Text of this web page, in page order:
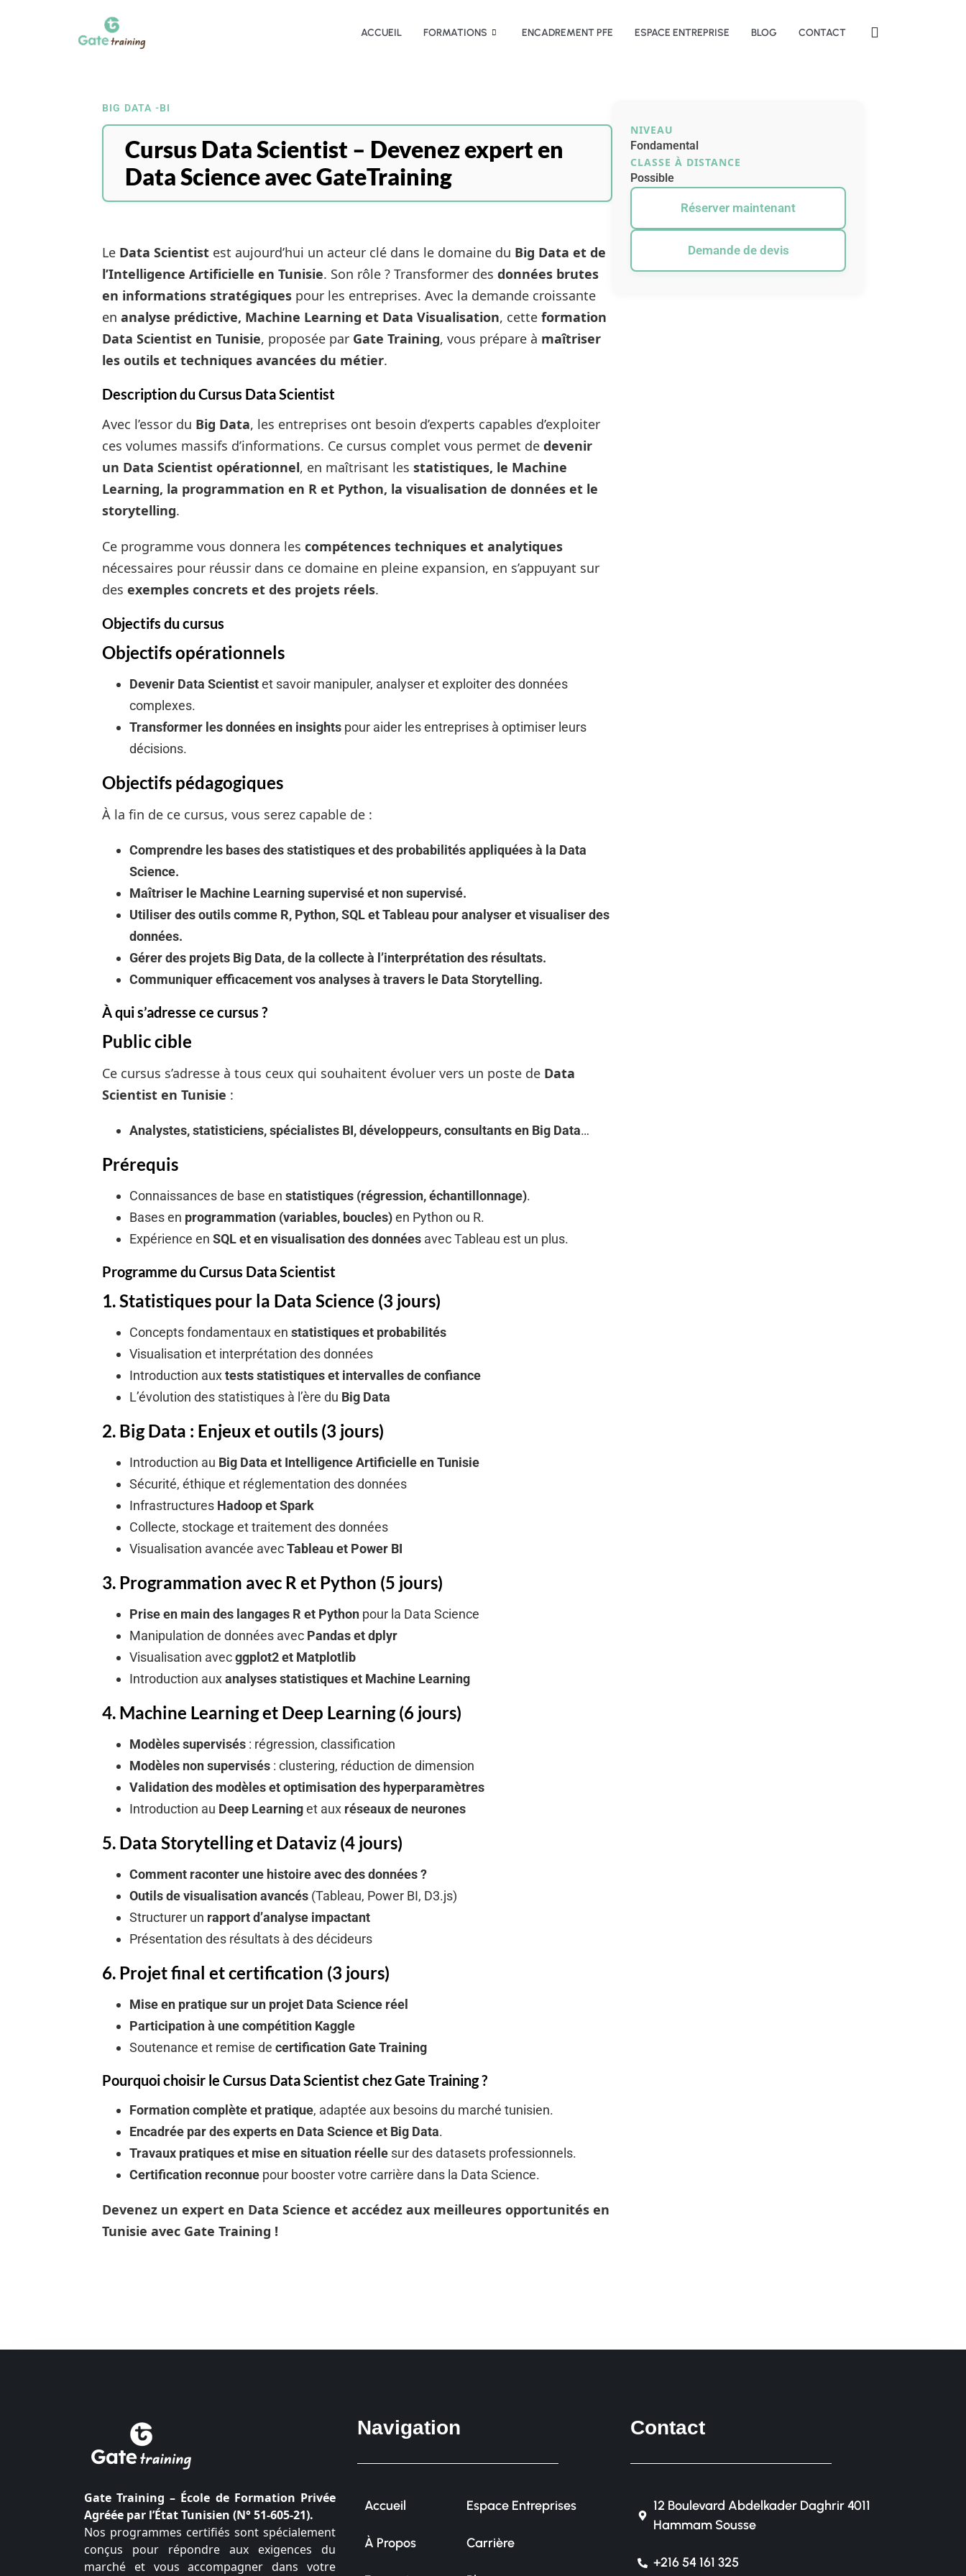
ACCUEIL FORMATIONS ENCADREMENT PFE ESPACE ENTREPRISE BLOG CONTACT
BIG DATA -BI
Cursus Data Scientist – Devenez expert en
Data Science avec GateTraining
Le Data Scientist est aujourd’hui un acteur clé dans le domaine du Big Data et de
l’Intelligence Artificielle en Tunisie. Son rôle ? Transformer des données brutes
en informations stratégiques pour les entreprises. Avec la demande croissante
en analyse prédictive, Machine Learning et Data Visualisation, cette formation
Data Scientist en Tunisie, proposée par Gate Training, vous prépare à maîtriser
les outils et techniques avancées du métier.
Description du Cursus Data Scientist
Avec l’essor du Big Data, les entreprises ont besoin d’experts capables d’exploiter
ces volumes massifs d’informations. Ce cursus complet vous permet de devenir
un Data Scientist opérationnel, en maîtrisant les statistiques, le Machine
Learning, la programmation en R et Python, la visualisation de données et le
storytelling.
Ce programme vous donnera les compétences techniques et analytiques
nécessaires pour réussir dans ce domaine en pleine expansion, en s’appuyant sur
des exemples concrets et des projets réels.
Objectifs du cursus
Objectifs opérationnels
Devenir Data Scientistet savoir manipuler, analyser et exploiter des données
complexes.
Transformer les données en insights pour aider les entreprises à optimiser leurs
décisions.
Objectifs pédagogiques
À la fin de ce cursus, vous serez capable de :
Comprendre les bases des statistiques et des probabilités appliquées à la Data
Science.
Maîtriser le Machine Learning supervisé et non supervisé.
Utiliser des outils comme R, Python, SQL et Tableau pour analyser et visualiser des
données.
Gérer des projets Big Data, de la collecte à l’interprétation des résultats.
Communiquer efficacement vos analyses à travers le Data Storytelling.
À qui s’adresse ce cursus ?
Public cible
Ce cursus s’adresse à tous ceux qui souhaitent évoluer vers un poste de Data
Scientist en Tunisie :
Analystes, statisticiens, spécialistes BI, développeurs, consultants en Big Data…
Prérequis
Connaissances de base en statistiques (régression, échantillonnage).
Bases en programmation (variables, boucles)en Python ou R.
Expérience en SQL et en visualisation des données avec Tableau est un plus.
Programme du Cursus Data Scientist
1. Statistiques pour la Data Science (3 jours)
Concepts fondamentaux en statistiques et probabilités
Visualisation et interprétation des données
Introduction auxtests statistiques et intervalles de confiance
L’évolution des statistiques à l’ère du Big Data
2. Big Data : Enjeux et outils (3 jours)
Introduction au Big Data et Intelligence Artificielle en Tunisie
Sécurité, éthique et réglementation des données
Infrastructures Hadoop et Spark
Collecte, stockage et traitement des données
Visualisation avancée avecTableau et Power BI
3. Programmation avec R et Python (5 jours)
Prise en main des langages R et Python pour la Data Science
Manipulation de données avec Pandas et dplyr
Visualisation avecggplot2 et Matplotlib
Introduction auxanalyses statistiques et Machine Learning
4. Machine Learning et Deep Learning (6 jours)
Modèles supervisés : régression, classification
Modèles non supervisés : clustering, réduction de dimension
Validation des modèles et optimisation des hyperparamètres
Introduction au Deep Learninget aux réseaux de neurones
5. Data Storytelling et Dataviz (4 jours)
Comment raconter une histoire avec des données ?
Outils de visualisation avancés (Tableau, Power BI, D3.js)
Structurer un rapport d’analyse impactant
Présentation des résultats à des décideurs
6. Projet final et certification (3 jours)
Mise en pratique sur un projet Data Science réel
Participation à une compétition Kaggle
Soutenance et remise de certification Gate Training
Pourquoi choisir le Cursus Data Scientist chez Gate Training ?
Formation complète et pratique, adaptée aux besoins du marché tunisien.
Encadrée par des experts en Data Science et Big Data.
Travaux pratiques et mise en situation réelle sur des datasets professionnels.
Certification reconnue pour booster votre carrière dans la Data Science.
Devenez un expert en Data Science et accédez aux meilleures opportunités en
Tunisie avec Gate Training !
NIVEAU
Fondamental
CLASSE À DISTANCE
Possible
Réserver maintenant
Demande de devis
Gate Training – École de Formation Privée
Agréée par l’État Tunisien (N° 51-605-21).
Nos programmes certifiés sont spécialement
conçus pour répondre aux exigences du
marché et vous accompagner dans votre
Navigation
Accueil
À Propos
Espace Entreprises
Carrière
Contact
12 Boulevard Abdelkader Daghrir 4011
Hammam Sousse
+216 54 161 325